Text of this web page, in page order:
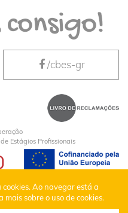
/cbes-gr
Estágios Profissionais
© Todos os Direitos
de Privacidade
Ao navegar está a
mais sobre o uso de cookies.